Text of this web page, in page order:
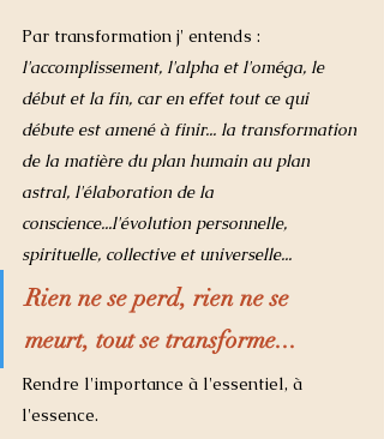
Par transformation j' entends :
l'accomplissement, l'alpha et l'oméga, le
début et la fin, car en effet tout ce qui
débute est amené à finir... la transformation
de la matière du plan humain au plan
astral, l'élaboration de la
conscience...l'évolution personnelle,
spirituelle, collective et universelle...
Rien ne se perd, rien ne se
meurt, tout se transforme...
Rendre l'importance à l'essentiel, à
l'essence.